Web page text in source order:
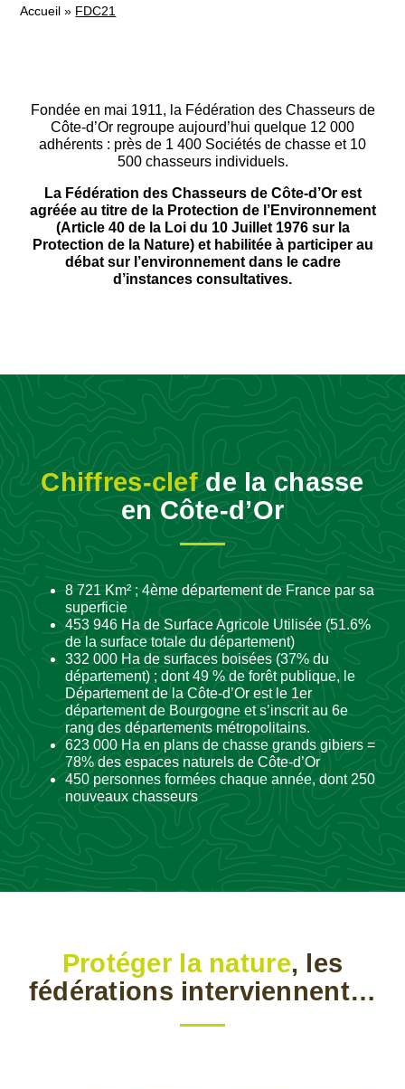
Accueil » FDC21
Fondée en mai 1911, la Fédération des Chasseurs de
Côte-d’Or regroupe aujourd’hui quelque 12 000
adhérents : près de 1 400 Sociétés de chasse et 10
500 chasseurs individuels.
La Fédération des Chasseurs de Côte-d’Or est
agréée au titre de la Protection de l’Environnement
(Article 40 de la Loi du 10 Juillet 1976 sur la
Protection de la Nature) et habilitée à participer au
débat sur l’environnement dans le cadre
d’instances consultatives.
Chiffres-clefde la chasse
en Côte-d’Or
8 721 Km² ; 4ème département de France par sa
superficie
453 946 Ha de Surface Agricole Utilisée (51.6%
de la surface totale du département)
332 000 Ha de surfaces boisées (37% du
département) ; dont 49 % de forêt publique, le
Département de la Côte-d’Or est le 1er
département de Bourgogne et s’inscrit au 6e
rang des départements métropolitains.
623 000 Ha en plans de chasse grands gibiers =
78% des espaces naturels de Côte-d’Or
450 personnes formées chaque année, dont 250
nouveaux chasseurs
Protéger la nature, les
fédérations interviennent…